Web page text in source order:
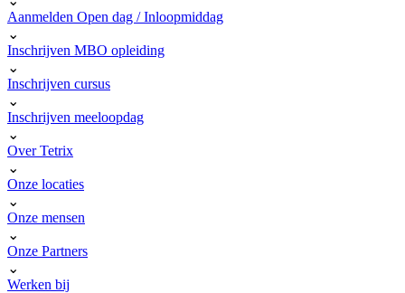
Aanmelden Open dag / Inloopmiddag
⌄
Inschrijven MBO opleiding
⌄
Inschrijven cursus
⌄
Inschrijven meeloopdag
⌄
Over Tetrix
⌄
Onze locaties
⌄
Onze mensen
⌄
Onze Partners
⌄
Werken bij